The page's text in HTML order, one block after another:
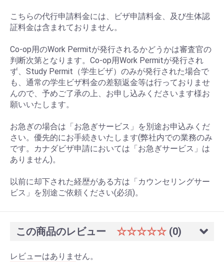
こちらの代行申請料金には、ビザ申請料金、及び生体認
証料金は含まれておりません。
Co-op用のWork Permitが発行されるかどうかは審査官の
判断次第となります。Co-op用Work Permitが発行され
ず、Study Permit（学生ビザ）のみが発行された場合で
も、通常の学生ビザ料金の差額返金等は行っておりませ
んので、予めご了承の上、お申し込みくださいます様お
願いいたします。
お急ぎの場合は「お急ぎサービス」を別途お申込みくだ
さい。優先的にお手続きいたします(弊社内での業務のみ
です。カナダビザ申請においては「お急ぎサービス」は
ありません)。
以前に却下された経歴がある方は「カウンセリングサー
ビス」を別途ご依頼ください(必須)。
この商品のレビュー ☆☆☆☆☆ (0)
レビューはありません。